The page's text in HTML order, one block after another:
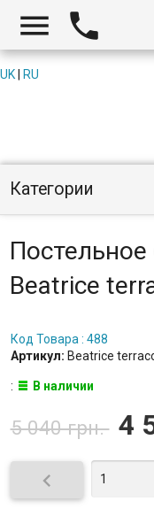
 
UK RU
Категории
Постельное
Beatrice
Код Товара : 488
Артикул: Beatrice
: В наличии
5 040 грн. 4
